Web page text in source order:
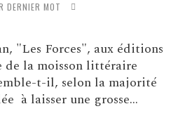
DERNIER MOT
"Les Forces", aux éditions
de la moisson littéraire
t-il, selon la majorité
à laisser une grosse...